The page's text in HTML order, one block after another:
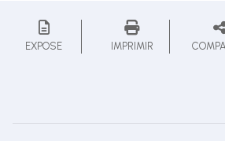
EXPOSE IMPRIMIR